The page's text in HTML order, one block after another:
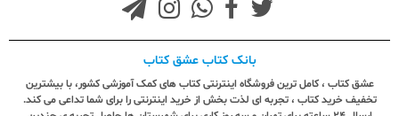
بانک کتاب عشق کتاب
عشق کتاب ، کامل ترین فروشگاه اینترنتی کتاب های کمک آموزشی کشور، با بیشترین
تخفیف خرید کتاب ، تجربه ای لذت بخش از خرید اینترنتی را برای شما تداعی می کند.